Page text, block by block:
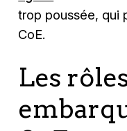
trop poussée, qui
CoE.
Les